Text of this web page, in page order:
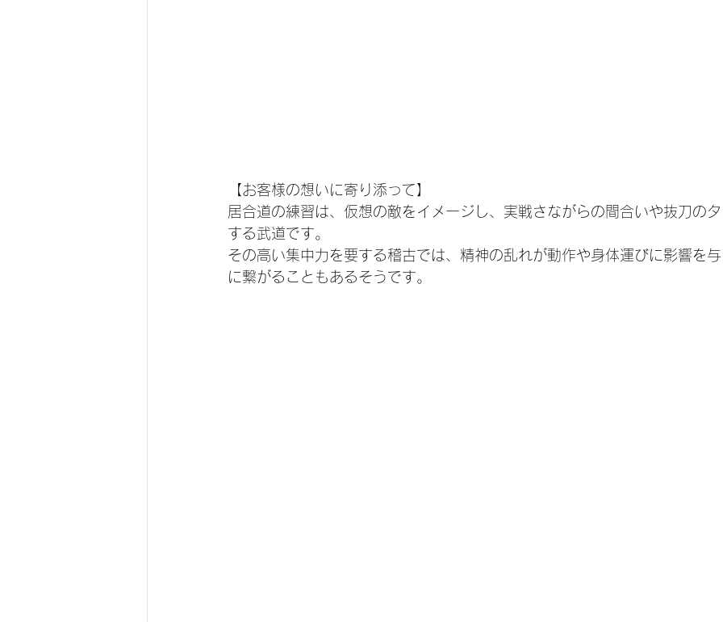
【お客様の想いに寄り添って】
居合道の練習は、仮想の敵をイメージし、実戦さながらの間合いや抜刀の
する武道です。
その高い集中力を要する稽古では、精神の乱れが動作や身体運びに影響を
に繋がることもあるそうです。